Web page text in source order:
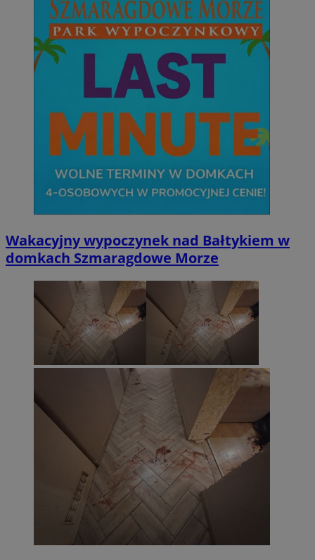
Wakacyjny wypoczynek nad Bałtykiem w
domkach Szmaragdowe Morze